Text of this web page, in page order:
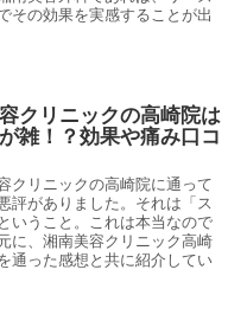
その効果を実感することが出
クリニックの高崎院は
雑！？効果や痛み口コ
クリニックの高崎院に通って
評がありました。それは「ス
いうこと。これは本当なので
に、湘南美容クリニック高崎
通った感想と共に紹介してい